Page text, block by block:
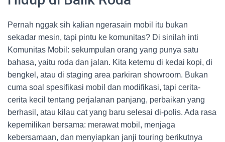
Pernah nggak sih kalian ngerasain mobil itu bukan
sekadar mesin, tapi pintu ke komunitas? Di sinilah inti
Komunitas Mobil: sekumpulan orang yang punya satu
bahasa, yaitu roda dan jalan. Kita ketemu di kedai kopi, di
bengkel, atau di staging area parkiran showroom. Bukan
cuma soal spesifikasi mobil dan modifikasi, tapi cerita-
cerita kecil tentang perjalanan panjang, perbaikan yang
berhasil, atau kilau cat yang baru selesai di-polis. Ada rasa
kepemilikan bersama: merawat mobil, menjaga
kebersamaan, dan menyiapkan janji touring berikutnya